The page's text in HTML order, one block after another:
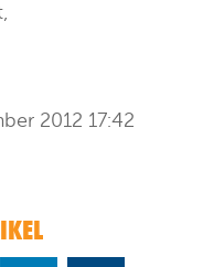
2012 17:42